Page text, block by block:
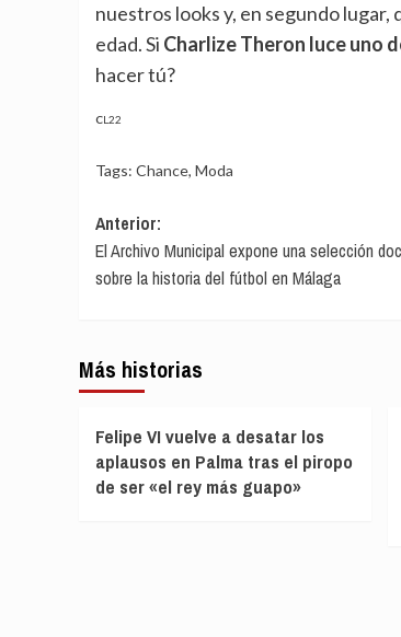
nuestros looks y, en segundo
edad. Si Charlize Theron luce uno
hacer tú?
CL22
Tags: Chance, Moda
Navegación
de
entradas
Anterior:
El Archivo Municipal expone una selección
sobre la historia del fútbol en Málaga
Más historias
Felipe VI vuelve a desatar los
aplausos en Palma tras el piropo
de ser «el rey más guapo»